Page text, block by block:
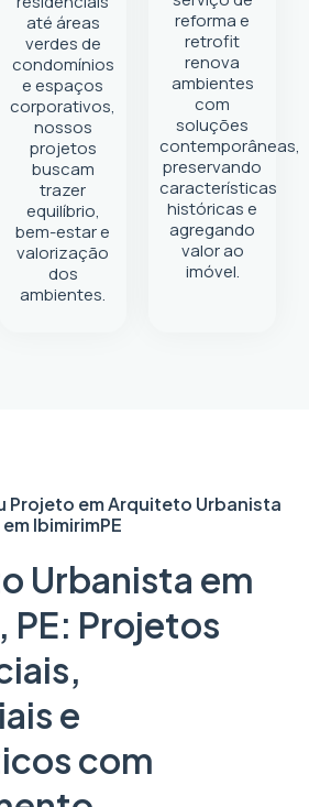
até áreas
verdes de
condomínios
e espaços
corporativos,
nossos
projetos
buscam
trazer
equilíbrio,
bem-estar e
valorização
dos
ambientes.
reforma e
retrofit
renova
ambientes
com
soluções
contemporâneas,
preservando
características
históricas e
agregando
valor ao
imóvel.
Projeto emArquiteto Urbanista
em IbimirimPE
Urbanista em
PE: Projetos
e
com